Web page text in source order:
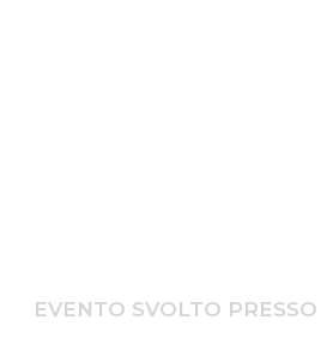
EVENTO SVOLTO PRESSO